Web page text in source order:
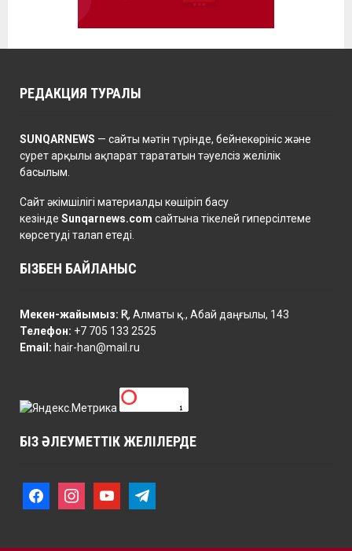
РЕДАКЦИЯ ТУРАЛЫ
SUNQARNEWS — сайты мәтін түрінде, бейнекөрініс және
сурет арқылы ақпарат тарататын тәуелсіз желілік
басылым.
Сайт әкімшілігі материалды көшіріп басу
кезінде Sunqarnews.com сайтына тікелей гиперсілтеме
көрсетуді талап етеді.
БІЗБЕН БАЙЛАНЫС
Мекен-жайымыз: ҚР, Алматы қ., Абай даңғылы, 143
Телефон: +7 705 133 2525
Email: hair-han@mail.ru
БІЗ ӘЛЕУМЕТТІК ЖЕЛІЛЕРДЕ